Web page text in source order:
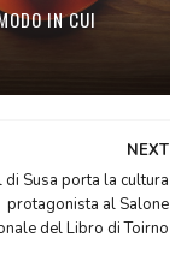
IN CUI
NEXT
di Susa porta la cultura
protagonista al Salone
del Libro di Toirno